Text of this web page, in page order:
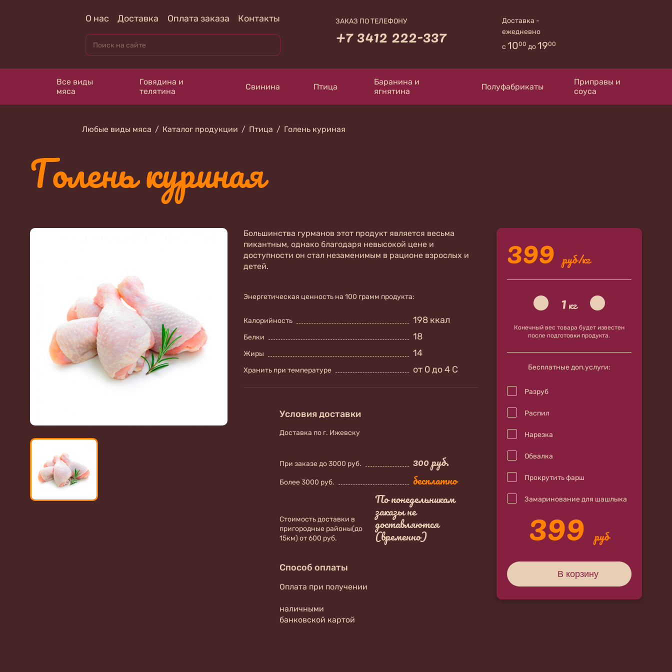
О нас Доставка Оплата заказа Контакты ЗАКАЗ ПО ТЕЛЕФОНУ
+7 3412 222-337
Доставка -
ежедневно
с 1000 до1900
Все виды
мяса
Говядина и
телятина
Свинина Птица
Баранина и
ягнятина
Полуфабрикаты
Приправы и
соуса
Любые виды мяса Каталог продукции Птица Голень куриная
Голень куриная
Большинства гурманов этот продукт является весьма
пикантным, однако благодаря невысокой цене и
доступности он стал незаменимым в рационе взрослых и
детей.
Энергетическая ценность на 100 грамм продукта:
Калорийность 198 ккал
Белки 18
Жиры 14
Хранить при температуре от 0 до 4 С
Условия доставки
Доставка по г. Ижевску
При заказе до 3000 руб. 300 руб.
Более 3000 руб. бесплатно
Стоимость доставки в
пригородные районы(до
15км) от 600 руб.
По понедельникам
заказы не
доставляются
(временно)
Способ оплаты
Оплата при получении
наличными
банковской картой
399 руб/кг
1кг
Конечный вес товара будет известен
после подготовки продукта.
Бесплатные доп.услуги:
Разруб
Распил
Нарезка
Обвалка
Прокрутить фарш
Замаринование для шашлыка
399 руб
В корзину